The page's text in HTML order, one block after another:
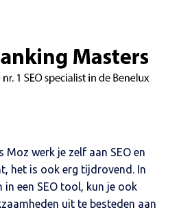
Moz werk je zelf aan SEO en
het is ook erg tijdrovend. In
een SEO tool, kun je ook
uit te besteden aan